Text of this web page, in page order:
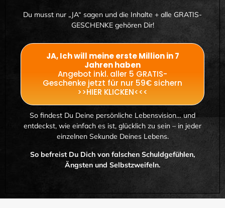
Du musst nur „JA“ sagen und die Inhalte + alle GRATIS-
GESCHENKE gehören Dir!
JA, Ich will meine erste Million in 7
Jahren haben
Angebot inkl. aller 5 GRATIS-
Geschenke jetzt für nur 59€ sichern
>>HIER KLICKEN<<<
So findest Du Deine persönliche Lebensvision… und
entdeckst, wie einfach es ist, glücklich zu sein – in jeder
einzelnen Sekunde Deines Lebens.
So befreist Du Dich von falschen Schuldgefühlen,
Ängsten und Selbstzweifeln.